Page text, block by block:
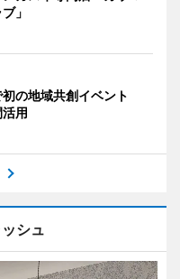
」
初の地域共創イベント
用
シュ